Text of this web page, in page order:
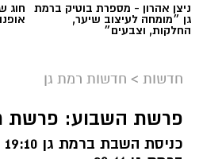
ניצן אהרון - מספרת בוטיק ברמת
גן ״מומחה לעיצוב שיער,
החלקות, וצבעים״
חוג
חדשות > חדשות רמת גן
פרשת השבוע: פרשת